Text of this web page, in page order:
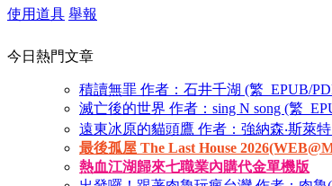
使用道具 舉報
今日熱門文章
積讀無罪 作者：石井千湖 (繁_EPUB/
滅亡後的世界 作者：sing N song (繁
遠東冰原的貓頭鷹 作者：強納森‧斯萊
最後孤屋 The Last House
熱血江湖歸來七職業內購代金單機版